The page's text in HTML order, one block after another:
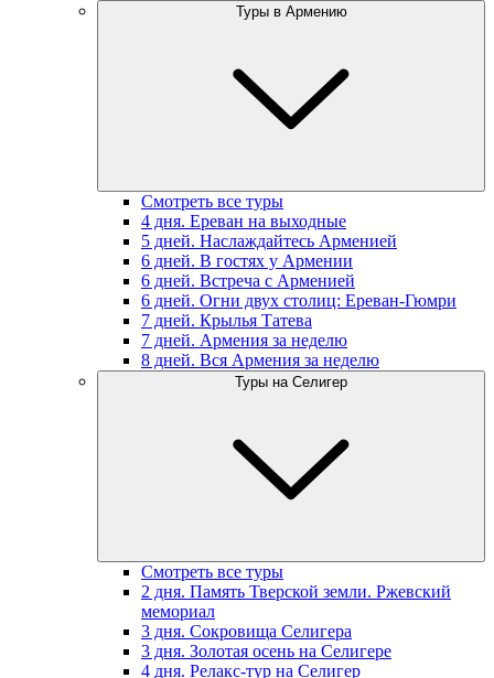
Туры в Армению
Смотреть все туры
4 дня. Ереван на выходные
5 дней. Наслаждайтесь Арменией
6 дней. В гостях у Армении
6 дней. Встреча с Арменией
6 дней. Огни двух столиц: Ереван-Гюмри
7 дней. Крылья Татева
7 дней. Армения за неделю
8 дней. Вся Армения за неделю
Туры на Селигер
Смотреть все туры
2 дня. Память Тверской земли. Ржевский
мемориал
3 дня. Сокровища Селигера
3 дня. Золотая осень на Селигере
4 дня. Релакс-тур на Селигер